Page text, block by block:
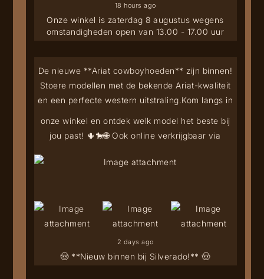
Onze winkel is zaterdag 8 augustus wegens
omstandigheden open van 13.00 - 17.00 uur
18 hours ago
🤠 **Nieuw binnen bij Silverado!** 🤠
De nieuwe **Ariat cowboyhoeden** zijn binnen!
Stoere modellen met de bekende Ariat-kwaliteit
en een perfecte western uitstraling.Kom langs in
onze winkel en ontdek welk model het beste bij
jou past! 🌵🐎🌐 Ook online verkrijgbaar via
2 days ago